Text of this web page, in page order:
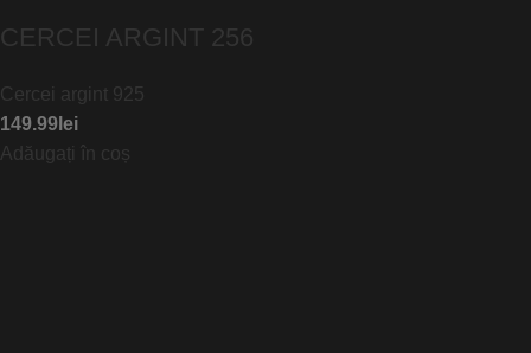
CERCEI ARGINT 256
Cercei argint 925
149.99 lei
Adăugați în coș